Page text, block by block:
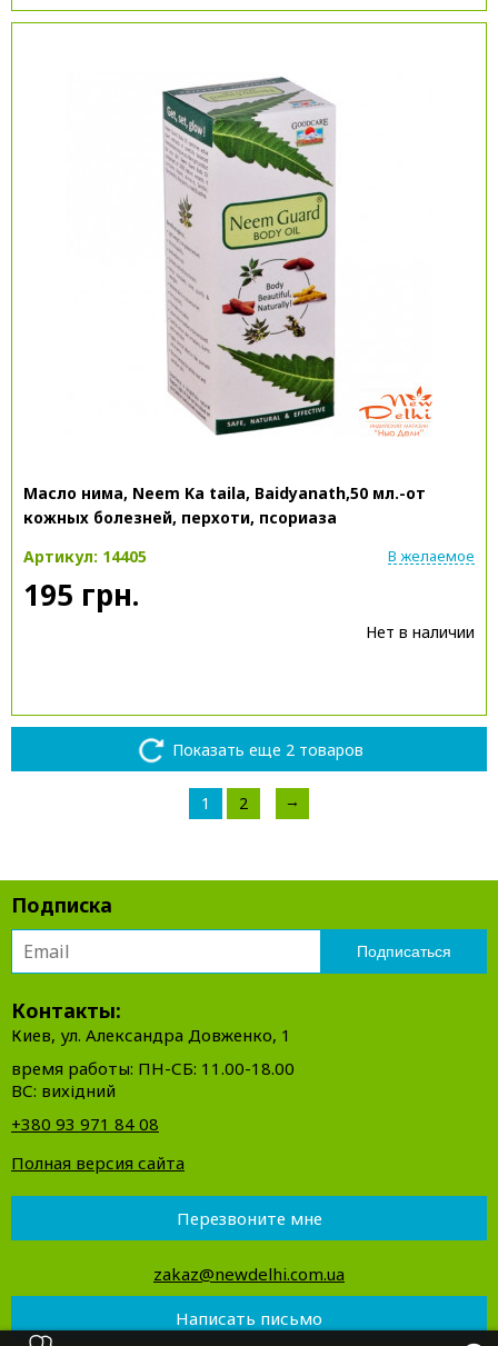
Масло нима, Neem Ka taila, Baidyanath,50 мл.-от
кожных болезней, перхоти, псориаза
Артикул: 14405
В желаемое
195 грн.
Нет в наличии
Показать еще 2 товаров
1 2 →
Подписка
Контакты:
Киев, ул. Александра Довженко, 1
время работы: ПН-СБ: 11.00-18.00
ВС: вихідний
+380 93 971 84 08
Полная версия сайта
Перезвоните мне
zakaz@newdelhi.com.ua
Написать письмо